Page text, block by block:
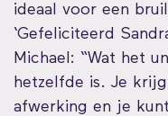
ideaal voor een
‘Gefeliciteerd
Michael: “Wat het
hetzelfde is. Je
afwerking en je